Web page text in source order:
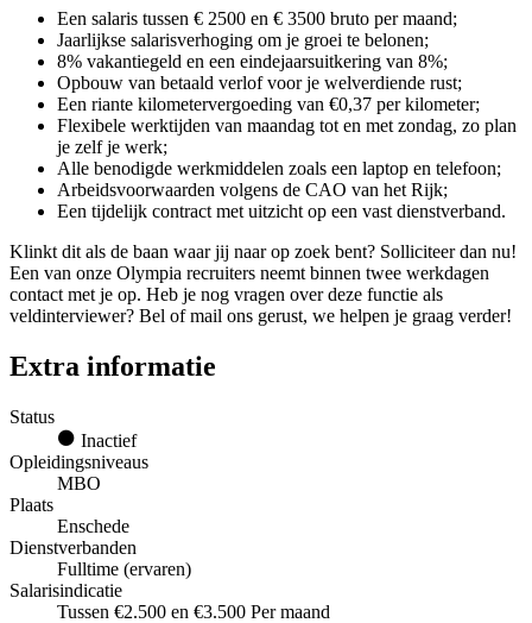
Een salaris tussen € 2500 en € 3500 bruto per maand;
Jaarlijkse salarisverhoging om je groei te belonen;
8% vakantiegeld en een eindejaarsuitkering van 8%;
Opbouw van betaald verlof voor je welverdiende rust;
Een riante kilometervergoeding van €0,37 per kilometer;
Flexibele werktijden van maandag tot en met zondag, zo plan
je zelf je werk;
Alle benodigde werkmiddelen zoals een laptop en telefoon;
Arbeidsvoorwaarden volgens de CAO van het Rijk;
Een tijdelijk contract met uitzicht op een vast dienstverband.
Klinkt dit als de baan waar jij naar op zoek bent? Solliciteer dan nu!
Een van onze Olympia recruiters neemt binnen twee werkdagen
contact met je op. Heb je nog vragen over deze functie als
veldinterviewer? Bel of mail ons gerust, we helpen je graag verder!
Extra informatie
Status
Inactief
Opleidingsniveaus
MBO
Plaats
Enschede
Dienstverbanden
Fulltime (ervaren)
Salarisindicatie
Tussen €2.500 en €3.500 Per maand